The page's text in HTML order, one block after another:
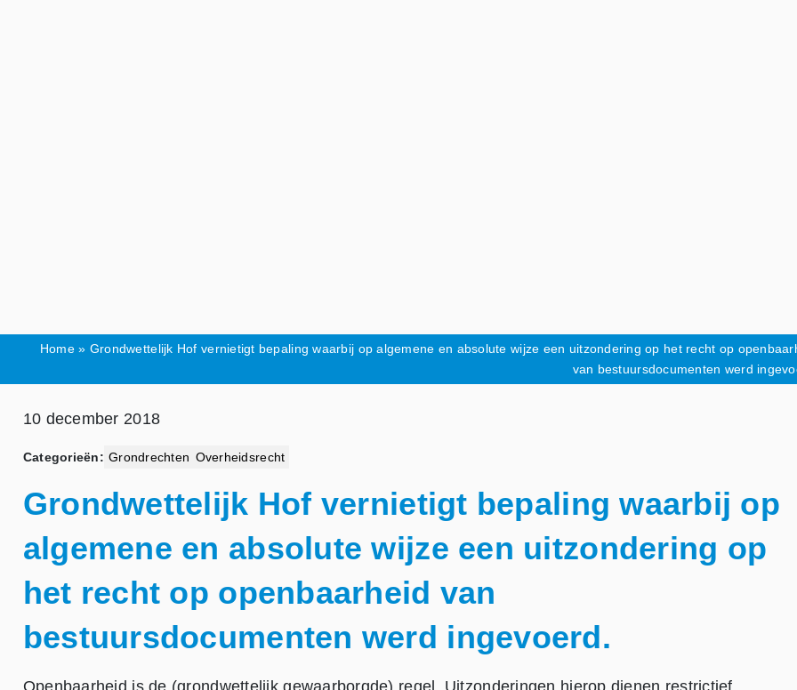
Home » Grondwettelijk Hof vernietigt bepaling waarbij op algemene en absolute wijze een uitzondering op het recht op
van bestuursdocumenten werd
10 december 2018
Categorieën: Grondrechten, Overheidsrecht
Grondwettelijk Hof vernietigt bepaling waarbij op
algemene en absolute wijze een uitzondering op
het recht op openbaarheid van
bestuursdocumenten werd ingevoerd.